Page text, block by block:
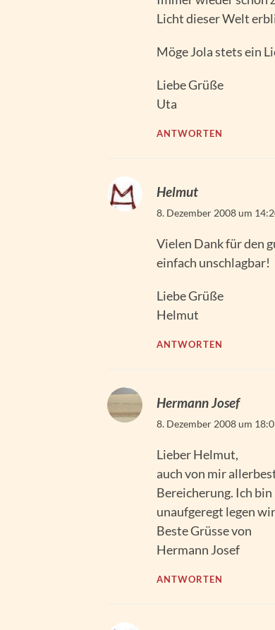
Licht dieser Welt
Möge Jola stets ein
Liebe Grüße
Uta
ANTWORTEN
Helmut
8. Dezember 2008 um
Vielen Dank für den
einfach unschlagbar!
Liebe Grüße
Helmut
ANTWORTEN
Hermann Josef
8. Dezember 2008 um
Lieber Helmut,
auch von mir
Bereicherung. Ich
unaufgeregt legen
Beste Grüsse von
Hermann Josef
ANTWORTEN